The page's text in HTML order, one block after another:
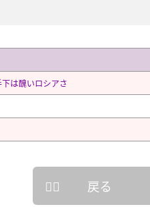
は醜いロシアさ
戻る